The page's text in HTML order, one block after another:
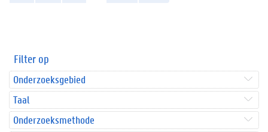
Filter op
Onderzoeksgebied
Taal
Onderzoeksmethode